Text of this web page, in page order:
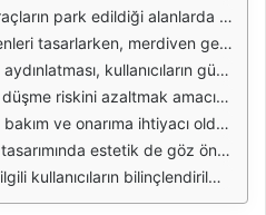
bu alanlarda güvenli bir şekilde hareket edebilmeleri için merdivenlerin yapımında dikkat edilmesi gereken bazı unsurlar bulunmaktadır. Özellikle, merdivenlerin kaymaz yüzeylere sahip olması, düşme riskini minimize etmekte büyük rol oynamaktadır.
inip çıkmalarını sağlar. Bu bağlamda, merdivenlerin en az 1 metre genişliğinde olması ve basamak yüksekliğinin 15 cm'yi geçmemesi önerilmektedir. Böylece, merdiven kullanımında hem konfor hem de güvenlik sağlanmış olur.
merdivenlerin bulunduğu alanlarda yeterli aydınlatma sistemlerinin kurulması ve düzenli olarak kontrol edilmesi gerekmektedir. LED aydınlatma tercih edilmesi, enerji tasarrufu sağlarken aynı zamanda daha iyi bir görüş imkanı sunar.
yüksekliği, merdivenin basamak yüksekliğiyle orantılı olarak tasarlanmalı ve sağlam bir malzemeden üretilmelidir. Ayrıca, korkulukların düzenli olarak kontrol edilmesi, uzun ömürlü ve güvenli bir kullanım sağlar.
zamanla daha büyük sorunlara yol açabilir. Bu nedenle, periyodik olarak merdivenlerin kontrol edilmesi ve gerekli bakım işlemlerinin uygulanması, hem güvenliği artırır hem de maliyetleri düşürür.
Renk uyumu, malzeme seçimi ve çevre düzenlemesi, merdivenlerin estetik açıdan daha çekici hale gelmesine yardımcı olur. Bu sayede, otoparkın genel görünümü de olumlu yönde etkilenmiş olur.
ve güvenli bir şekilde kullanmalarını sağlayabilir. Ayrıca, güvenli merdiven kullanımı ile ilgili eğitimler ve bilgilendirme broşürleri dağıtmak, kazaların önlenmesine katkıda bulunabilir.